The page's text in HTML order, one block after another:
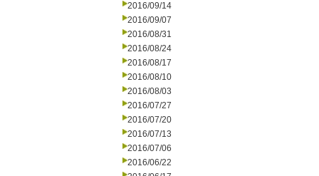
2016/09/14
2016/09/07
2016/08/31
2016/08/24
2016/08/17
2016/08/10
2016/08/03
2016/07/27
2016/07/20
2016/07/13
2016/07/06
2016/06/22